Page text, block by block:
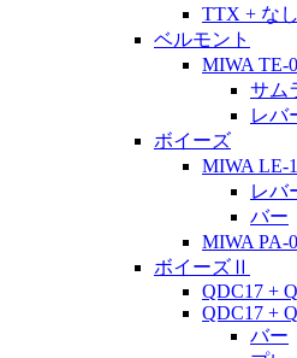
TTX + な
ベルモント
MIWA TE-
サム
レバ
ボイーズ
MIWA LE-
レバ
バー
MIWA PA-
ボイーズⅡ
QDC17 +
QDC17 +
バー